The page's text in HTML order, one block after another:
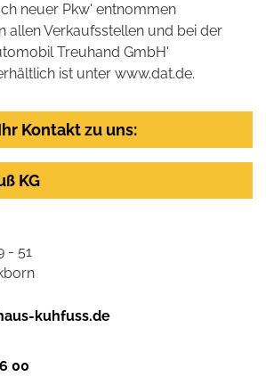
neuer Pkw' entnommen
allen Verkaufsstellen und bei der
Treuhand GmbH'
ist unter www.dat.de.
Kontakt zu uns:
KG
- 51
kuhfuss.de
00